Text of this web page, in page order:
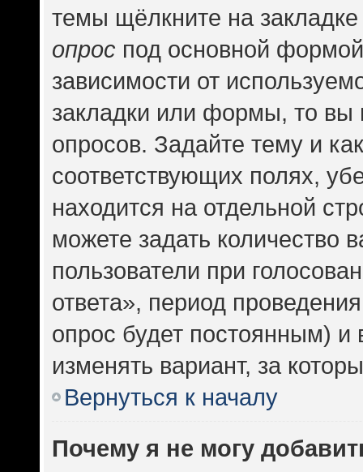
темы щёлкните на
опрос под основной
зависимости от
закладки или формы, то вы
опросов. Задайте тему и
соответствующих полях,
находится на отдельной
можете задать количество
пользователи при
ответа», период
опрос будет постоянным) и
изменять вариант, за
Вернуться к началу
Почему я не могу